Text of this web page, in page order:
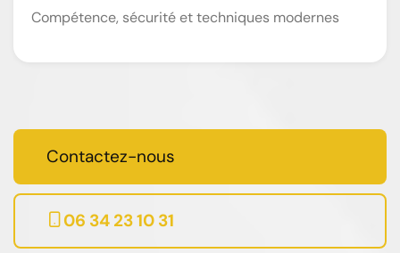
Compétence, sécurité et techniques modernes
Contactez-nous
06 34 23 10 31